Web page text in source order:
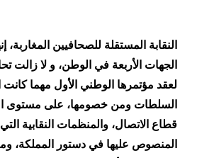
النقابة المستقلة للصحافيين المغاربة،
الجهات الأربعة في الوطن، و لا زالت
لعقد مؤتمرها الوطني الأول مهما
السلطات ومن خصومها، على مستوى
قطاع الاتصال، والمنظمات النقابية التي
المنصوص عليها في دستور المملكة،